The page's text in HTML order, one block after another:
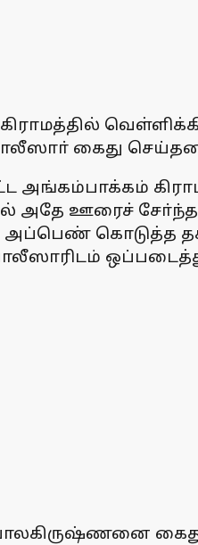
கைது
அங்கம்பாக்கம்
அதே ஊரைச்
அப்பெண் கொடுத்த
போலீஸாரிடம்